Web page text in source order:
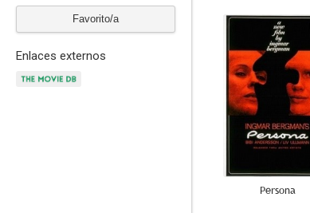
Favorito/a
Enlaces externos
Persona